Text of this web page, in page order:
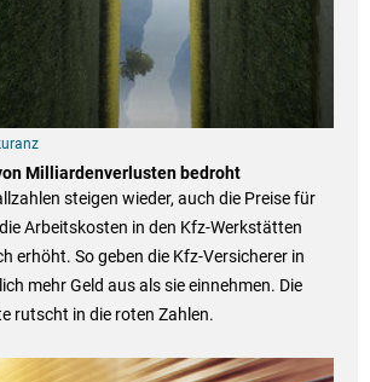
Milliardenverlusten bedroht
steigen wieder, auch die Preise für
Arbeitskosten in den Kfz-Werkstätten
erhöht. So geben die Kfz-Versicherer in
mehr Geld aus als sie einnehmen. Die
rutscht in die roten Zahlen.